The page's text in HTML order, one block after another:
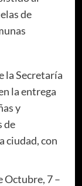
de
la Secretaría
la entrega
y
de
ciudad, con
Octubre, 7 –